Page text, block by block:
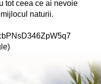
tot ceea ce ai nevoie
naturii.